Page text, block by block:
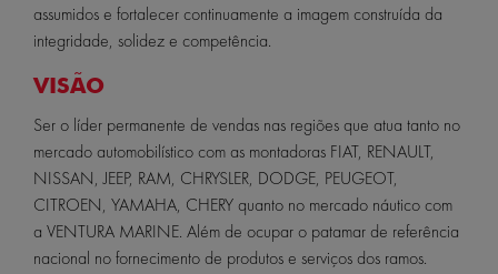
assumidos e fortalecer continuamente a imagem construída da
integridade, solidez e competência.
VISÃO
Ser o líder permanente de vendas nas regiões que atua tanto no
mercado automobilístico com as montadoras FIAT, RENAULT,
NISSAN, JEEP, RAM, CHRYSLER, DODGE, PEUGEOT,
CITROEN, YAMAHA, CHERY quanto no mercado náutico com
a VENTURA MARINE. Além de ocupar o patamar de referência
nacional no fornecimento de produtos e serviços dos ramos.